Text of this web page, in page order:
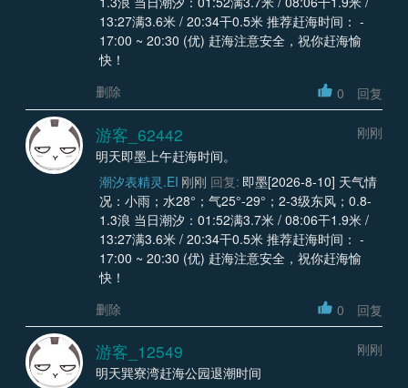
13:27满3.6米 / 20:34干0.5米 推荐赶海时间： -
17:00 ~ 20:30 (优) 赶海注意安全，祝你赶海愉
快！
删除
0 回复
游客_62442
刚刚
明天即墨上午赶海时间。
潮汐表精灵.EI 刚刚 回复: 即墨[2026-8-10] 天气情
况：小雨；水28°；气25°-29°；2-3级东风；0.8-
1.3浪 当日潮汐：01:52满3.7米 / 08:06干1.9米 /
13:27满3.6米 / 20:34干0.5米 推荐赶海时间： -
17:00 ~ 20:30 (优) 赶海注意安全，祝你赶海愉
快！
删除
0 回复
游客_12549
刚刚
明天巽寮湾赶海公园退潮时间